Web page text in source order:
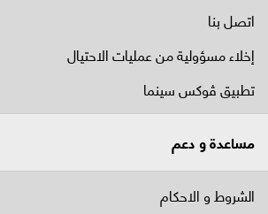
اتصل بنا
إخلاء مسؤولية من عمليات الاحتيال
تطبيق ڤوكس سينما
مساعدة و دعم
الشروط و الاحكام